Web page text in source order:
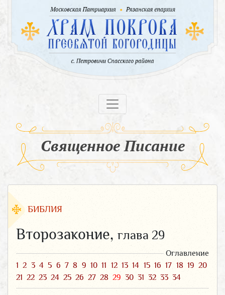
Священное Писание
БИБЛИЯ
Второзаконие, глава 29
Оглавление
1 2 3 4 5 6 7 8 9 10 11 12 13 14 15 16 17 18 19 20
21 22 23 24 25 26 27 28 29 30 31 32 33 34